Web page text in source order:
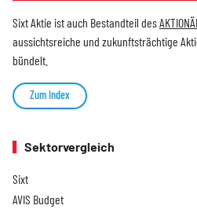
Sixt Aktie ist auch Bestandteil des
aussichtsreiche und zukunftsträchtige
bündelt.
Zum Index
Sektorvergleich
Sixt
AVIS Budget